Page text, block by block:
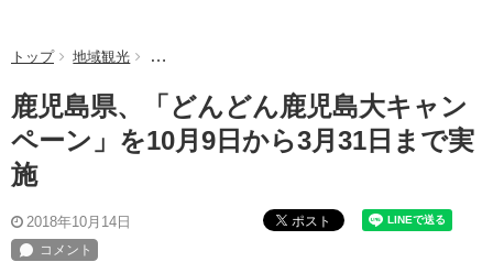
トップ 地域観光 鹿児島県、「どんどん鹿児島大キャンペーン」を10
鹿児島県、「どんどん鹿児島大キャン
ペーン」を10月9日から3月31日まで実
施
2018年10月14日 ポスト